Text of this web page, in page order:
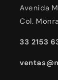
Avenida
Col.
33 2153